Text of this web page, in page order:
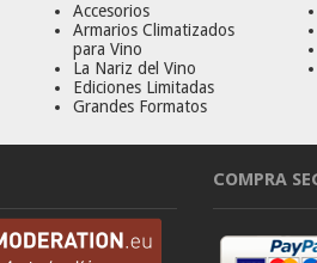
Accesorios
Armarios Climatizados
para Vino
La Nariz del Vino
Ediciones Limitadas
Grandes Formatos
COMPRA